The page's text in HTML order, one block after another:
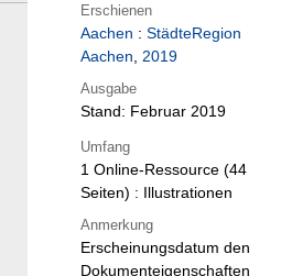
Erschienen
Aachen : StädteRegion
Aachen, 2019
Ausgabe
Stand: Februar 2019
Umfang
1 Online-Ressource (44
Seiten) : Illustrationen
Anmerkung
Erscheinungsdatum den
Dokumenteigenschaften